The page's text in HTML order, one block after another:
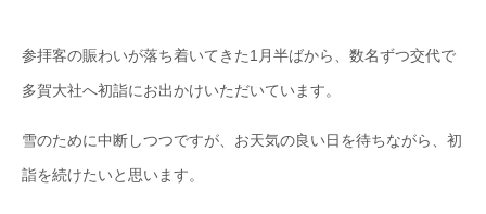
参拝客の賑わいが落ち着いてきた1月半ばから、数名ずつ交代で
多賀大社へ初詣にお出かけいただいています。
雪のために中断しつつですが、お天気の良い日を待ちながら、初
詣を続けたいと思います。